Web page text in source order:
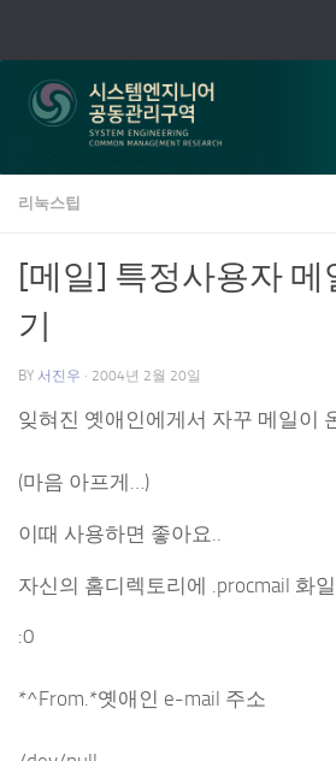
리눅스팁
[메일] 특정사용자 메
기
BY 서진우 · 2004년 2월 20일
잊혀진 옛애인에게서 자꾸 메일이
(마음 아프게…)
이때 사용하면 좋아요..
자신의 홈디렉토리에 .procmail 화
:0
*^From.*옛애인 e-mail 주소